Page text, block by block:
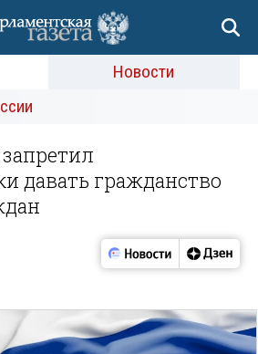
Новости
давать гражданство